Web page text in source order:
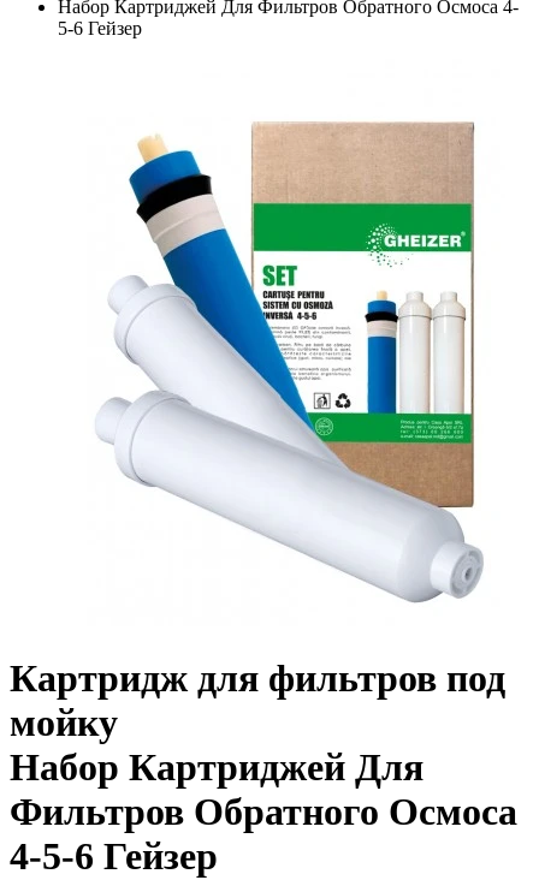
Набор Картриджей Для Фильтров Обратного Осмоса 4-
5-6 Гейзер
Картридж для фильтров под
мойку
Набор Картриджей Для
Фильтров Обратного Осмоса
4-5-6 Гейзер